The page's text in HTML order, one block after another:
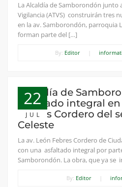
La Alcaldía de Samborondón junto
Vigilancia (ATVS) construirán tres
en la av. Samborondón,
forman parte del […]
By: Editor
22
JUL
Alcaldía de
asfaltado integral
Febres Cordero del
Celeste
La av. León Febres Cordero de
con una asfaltado integral por
Samborondón. La obra, que ya se
By: Editor